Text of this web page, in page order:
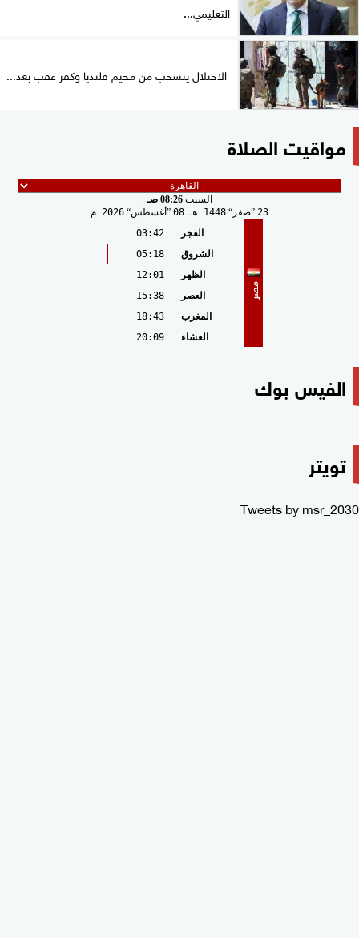
التعليمي...
الاحتلال ينسحب من مخيم قلنديا وكفر عقب بعد...
مواقيت الصلاة
السبت 08:26 صـ
23
صفر 1448 هـ 08 أغسطس 2026 م
مصر
الفجر
03:42
الشروق
05:18
الظهر
12:01
العصر
15:38
المغرب
18:43
العشاء
20:09
الفيس بوك
تويتر
Tweets by msr_2030